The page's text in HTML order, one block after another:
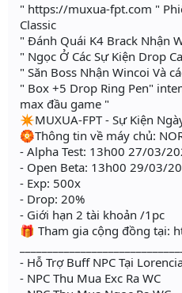
" https://muxua-fpt.com "
Classic
" Đánh Quái K4 Brack Nhận
" Ngọc Ở Các Sự Kiện Drop
" Săn Boss Nhận Wincoi Và
" Box +5 Drop Ring Pen"
max đầu game "
✴️MUXUA-FPT - Sự Kiện
🏵Thông tin về máy chủ:
- Alpha Test: 13h00 27/03/
- Open Beta: 13h00 29/03/
- Exp: 500x
- Drop: 20%
- Giới hạn 2 tài khoản /1pc
🎁 Tham gia cộng đồng tại:
- Hỗ Trợ Buff NPC Tại
- NPC Thu Mua Exc Ra WC